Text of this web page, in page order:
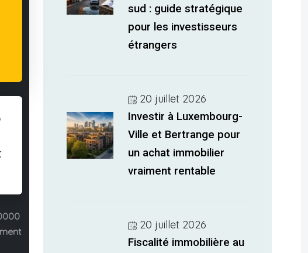
sud : guide stratégique
pour les investisseurs
étrangers
20 juillet 2026
Investir à Luxembourg-
Ville et Bertrange pour
un achat immobilier
vraiment rentable
20 juillet 2026
Fiscalité immobilière au